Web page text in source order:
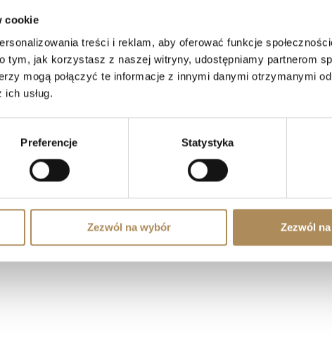
cookie
treści i reklam, aby oferować funkcje
tym, jak korzystasz z naszej witryny, udostępniamy partnerom
mogą połączyć te informacje z innymi danymi otrzymanymi
usług.
Preferencje Statystyka
Zezwól na wybór Zezwól
NA SKRÓTY
Sklep
Kontakt
Rejestracja
Moje konto
Odstąp od umowy tutaj
OFERTA
Diamenty
Kamienie szlachetne
Wnętrza